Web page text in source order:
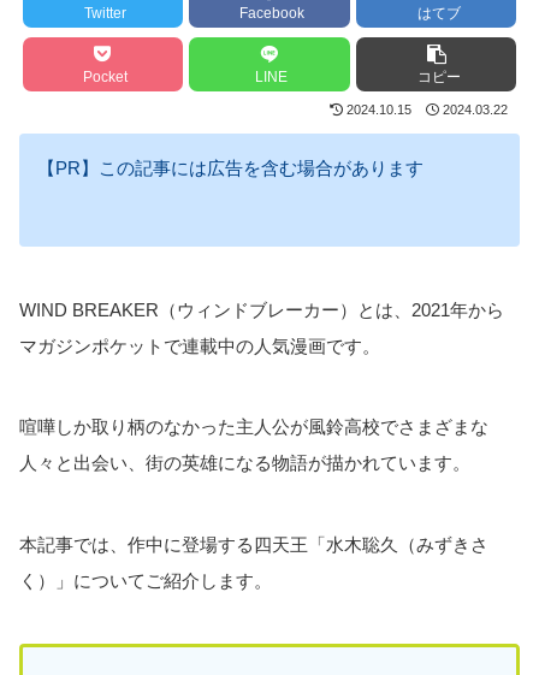
Twitter Facebook はてブ
Pocket LINE コピー
2024.10.15 2024.03.22
【PR】この記事には広告を含む場合があります
WIND BREAKER（ウィンドブレーカー）とは、2021年から
マガジンポケットで連載中の人気漫画です。
喧嘩しか取り柄のなかった主人公が風鈴高校でさまざまな
人々と出会い、街の英雄になる物語が描かれています。
本記事では、作中に登場する四天王「水木聡久（みずきさ
く）」についてご紹介します。